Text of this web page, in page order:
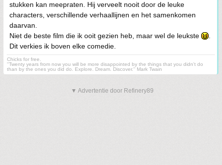
stukken kan meepraten. Hij verveelt nooit door de leuke
characters, verschillende verhaallijnen en het samenkomen
daarvan.
Niet de beste film die ik ooit gezien heb, maar wel de leukste
Dit verkies ik boven elke comedie.
Chicks for free.
''Twenty years from now you will be more disappointed by the things that you didn't do
than by the ones you did do. Explore. Dream. Discover.'' Mark Twain
▼ Advertentie door Refinery89